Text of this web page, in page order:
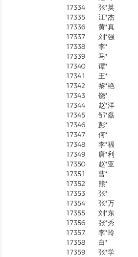
17334
张*英
17335
江*杰
17336
黄*真
17337
刘*强
17338
李*
17339
马*
17340
谭*
17341
王*
17342
黎*艳
17343
饶*
17344
赵*洋
17345
邹*磊
17346
彭*
17347
何*
17348
李*福
17349
唐*利
17350
赵*亚
17351
曹*
17352
熊*
17353
张*
17354
张*万
17355
刘*东
17356
张*秀
17357
李*玲
17358
白*
17359
张*学